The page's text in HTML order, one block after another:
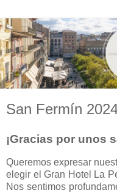
San Fermín
¡Gracias por unos
Queremos expresar
elegir el Gran Hotel La
Nos sentimos